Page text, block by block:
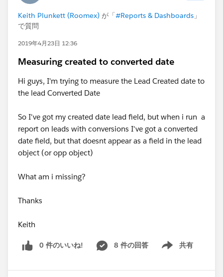
Keith Plunkett (Roomex) が「#Reports & Dashboards 」
で質問
2019年4月23日 12:36
Measuring created to converted date
Hi guys, I'm trying to measure the Lead Created date to
the lead Converted Date
So I've got my created date lead field, but when i run a
report on leads with conversions I've got a converted
date field, but that doesnt appear as a field in the lead
object (or opp object)
What am i missing?
Thanks
Keith
0 件のいいね! 8 件の回答 共有
Show menu